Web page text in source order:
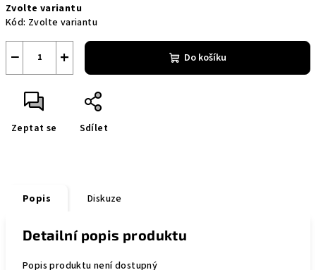
cena:
Zvolte variantu
Kód: Zvolte variantu
+
− Do košíku
Zeptat se Sdílet
Popis Diskuze
Detailní popis produktu
Popis produktu není dostupný